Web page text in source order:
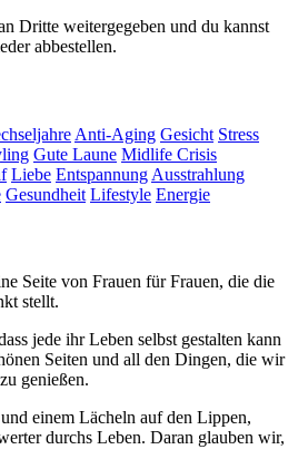
Dritte weitergegeben und du kannst
abbestellen.
Anti-Aging Gesicht Stress
Gute Laune Midlife Crisis
Liebe Entspannung Ausstrahlung
Gesundheit Lifestyle Energie
Seite von Frauen für Frauen, die die
stellt.
jede ihr Leben selbst gestalten kann
Seiten und all den Dingen, die wir
genießen.
einem Lächeln auf den Lippen,
durchs Leben. Daran glauben wir,